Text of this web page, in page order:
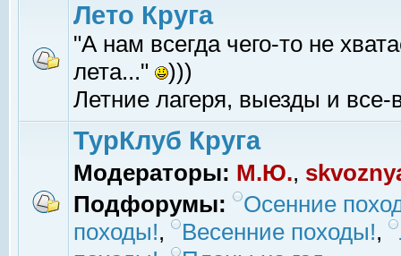
Лето Круга
"А нам всегда чего-то не
лета..."
)))
Летние лагеря, выезды и все-
ТурКлуб Круга
Модераторы: М.Ю.,
Подфорумы:
Осенние
походы!, Весенние походы!,